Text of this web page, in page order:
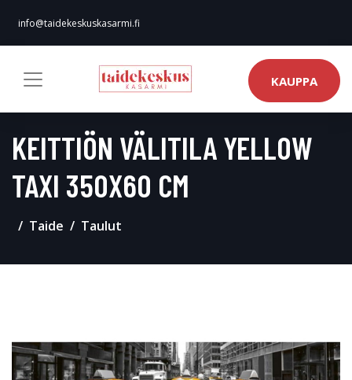
info@taidekeskuskasarmi.fi
KAUPPA
KEITTIÖN VÄLITILA YELLOW
TAXI 350X60 CM
Taide Taulut